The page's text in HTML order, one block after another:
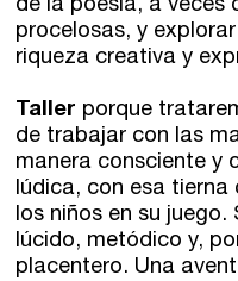
de la poesía, a veces
procelosas, y
riqueza creativa y
Taller porque
de trabajar con las
manera consciente y
lúdica, con esa tierna
los niños en su juego.
lúcido, metódico y,
placentero. Una